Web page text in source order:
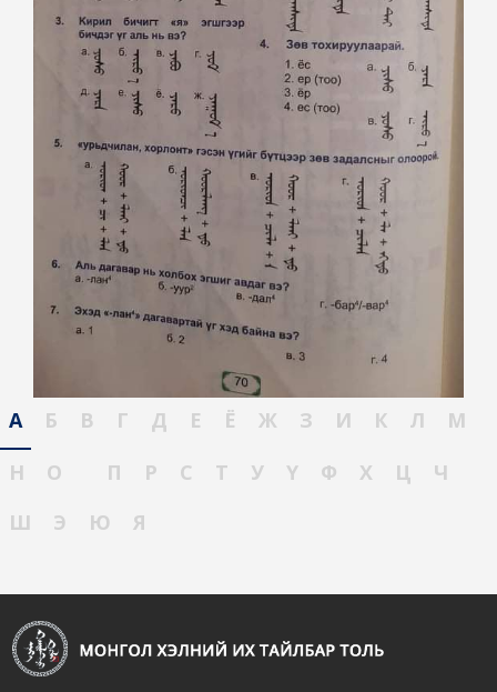
А Б В Г Д Е Ё Ж З И К Л
М
Н
О П Р С Т У Ү Ф Х Ц
Ч
Ш
Э Ю Я